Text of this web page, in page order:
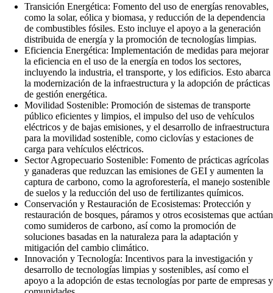
Transición Energética: Fomento del uso de energías renovables,
como la solar, eólica y biomasa, y reducción de la dependencia
de combustibles fósiles. Esto incluye el apoyo a la generación
distribuida de energía y la promoción de tecnologías limpias.
Eficiencia Energética: Implementación de medidas para mejorar
la eficiencia en el uso de la energía en todos los sectores,
incluyendo la industria, el transporte, y los edificios. Esto abarca
la modernización de la infraestructura y la adopción de prácticas
de gestión energética.
Movilidad Sostenible: Promoción de sistemas de transporte
público eficientes y limpios, el impulso del uso de vehículos
eléctricos y de bajas emisiones, y el desarrollo de infraestructura
para la movilidad sostenible, como ciclovías y estaciones de
carga para vehículos eléctricos.
Sector Agropecuario Sostenible: Fomento de prácticas agrícolas
y ganaderas que reduzcan las emisiones de GEI y aumenten la
captura de carbono, como la agroforestería, el manejo sostenible
de suelos y la reducción del uso de fertilizantes químicos.
Conservación y Restauración de Ecosistemas: Protección y
restauración de bosques, páramos y otros ecosistemas que actúan
como sumideros de carbono, así como la promoción de
soluciones basadas en la naturaleza para la adaptación y
mitigación del cambio climático.
Innovación y Tecnología: Incentivos para la investigación y
desarrollo de tecnologías limpias y sostenibles, así como el
apoyo a la adopción de estas tecnologías por parte de empresas y